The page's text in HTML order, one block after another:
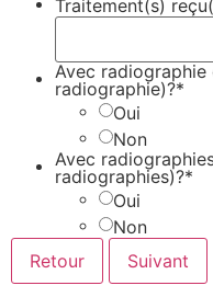
Traitement(s)
Avec
radiographie)?*
Oui
Non
Avec
radiographies)?*
Oui
Non